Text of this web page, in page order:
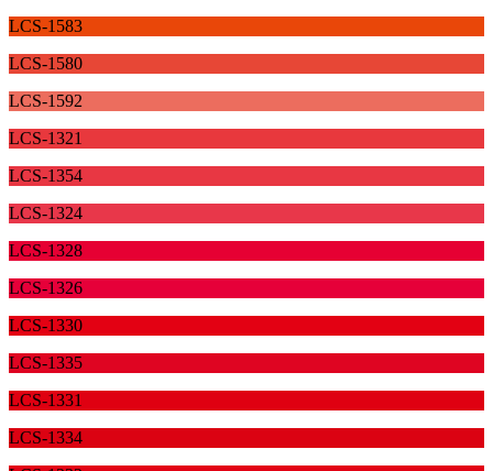
LCS-1583
LCS-1580
LCS-1592
LCS-1321
LCS-1354
LCS-1324
LCS-1328
LCS-1326
LCS-1330
LCS-1335
LCS-1331
LCS-1334